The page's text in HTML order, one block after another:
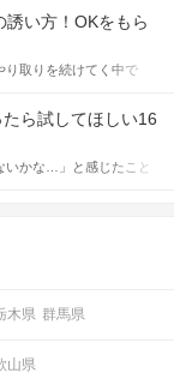
これから恋人作りを本
性を求めて出すサイン
かどうかが重要。 この
すサインとその心理を
紹介していきます。
い方！OKをもら
り取りを続けてく中で
」とお困りの男性もいら
今回は、男性から女性へ
介します。例文も混じ
ださい。
たら試してほしい16
いかな…」と感じたこと
まさに楽しいことを探し
木県 群馬県
山県